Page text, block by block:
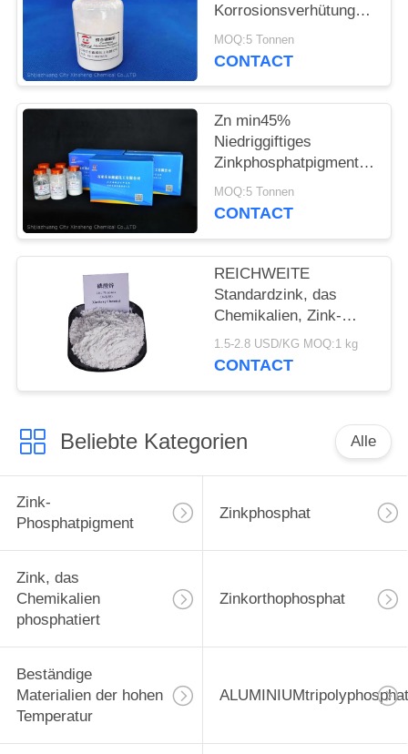
Korrosionsverhütung
und Flammschutz von
Metallen
MOQ:5 Tonnen
CONTACT
Zn min45%
Niedriggiftiges
Zinkphosphatpigment
für umweltfreundliche
Korrosionsschutzlösungen
MOQ:5 Tonnen
CONTACT
REICHWEITE
Standardzink, das
Chemikalien, Zink-
Phosphatkorrosionschutz
phosphatiert
1.5-2.8 USD/KG MOQ:1 kg
CONTACT
Beliebte Kategorien Alle
Zink-
Phosphatpigment
Zinkphosphat
Zink, das
Chemikalien
phosphatiert
Zinkorthophosphat
Beständige
Materialien der hohen
Temperatur
ALUMINIUMtripolyphosphat